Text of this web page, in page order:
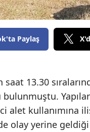
Paylaş
13.30
bulunmuştu.
alet kullanımına
olay yerine